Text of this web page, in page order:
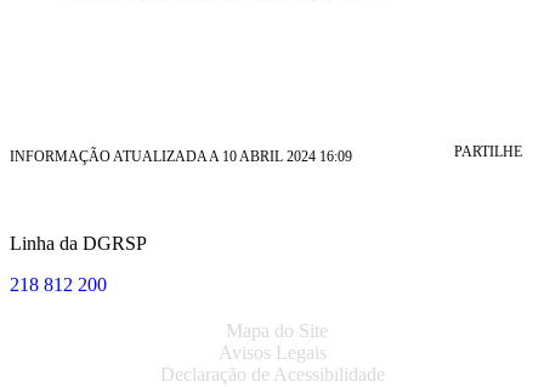
INFORMAÇÃO ATUALIZADA A 10 ABRIL 2024 16:09 PARTILHE
Linha da DGRSP
218 812 200
Mapa do Site
Avisos Legais
Declaração de Acessibilidade